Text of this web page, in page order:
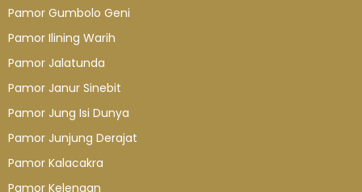
Pamor Gumbolo Geni
Pamor Ilining Warih
Pamor Jalatunda
Pamor Janur Sinebit
Pamor Jung Isi Dunya
Pamor Junjung Derajat
Pamor Kalacakra
Pamor Kelengan